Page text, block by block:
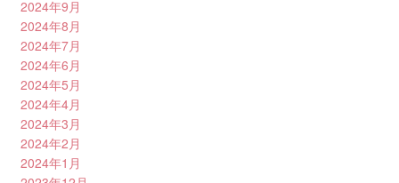
2024年9月
2024年8月
2024年7月
2024年6月
2024年5月
2024年4月
2024年3月
2024年2月
2024年1月